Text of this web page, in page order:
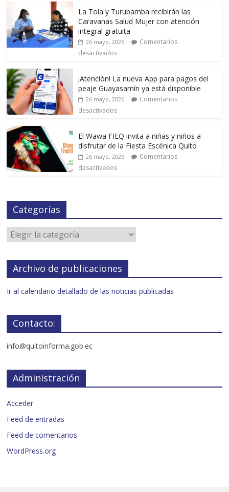
La Tola y Turubamba recibirán las
Caravanas Salud Mujer con atención
integral gratuita
26 mayo, 2026
Comentarios
desactivados
¡Atención! La nueva App para pagos del
peaje Guayasamín ya está disponible
26 mayo, 2026
Comentarios
desactivados
El Wawa FIEQ invita a niñas y niños a
disfrutar de la Fiesta Escénica Quito
26 mayo, 2026
Comentarios
desactivados
Categorías
Archivo de publicaciones
Ir al calendario detallado de las noticias publicadas
Contacto:
info@quitoinforma.gob.ec
Administración
Acceder
Feed de entradas
Feed de comentarios
WordPress.org